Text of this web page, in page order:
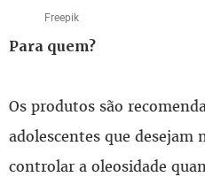
Freepik
Para quem?
Os produtos são
adolescentes que desejam
controlar a oleosidade